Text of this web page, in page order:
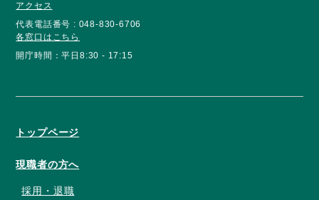
アクセス
代表電話番号 : 048-830-6706
各窓口はこちら
開庁時間：平日8:30 - 17:15
トップページ
現職者の方へ
採用・退職